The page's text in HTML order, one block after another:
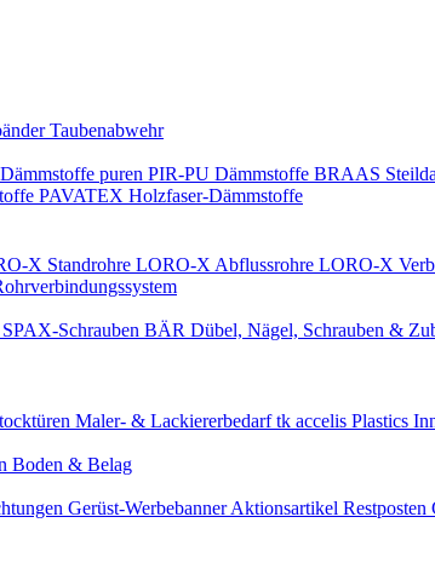
Taubenabwehr
puren PIR-PU Dämmstoffe BRAAS
PAVATEX Holzfaser-Dämmstoffe
X Standrohre LORO-X Abflussrohre LORO-X
SPAX-Schrauben BÄR Dübel, Nägel, Schrauben &
Maler- & Lackiererbedarftk accelis Plastics
Boden & Belag
Gerüst-WerbebannerAktionsartikel Restposten